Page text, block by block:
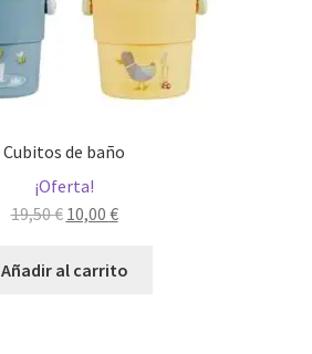
Cubitos de baño
¡Oferta!
19,50€ El
original
10,00 €El
actual
Añadir al carrito